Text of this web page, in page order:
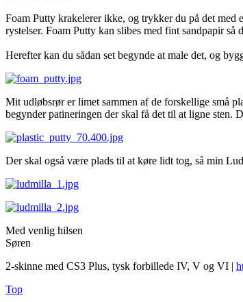
Foam Putty krakelerer ikke, og trykker du på det
rystelser. Foam Putty kan slibes med fint sandpapir så
Herefter kan du sådan set begynde at male det, og
Mit udløbsrør er limet sammen af de forskellige små
begynder patineringen der skal få det til at ligne sten.
Der skal også være plads til at køre lidt tog, så min
Med venlig hilsen
Søren
2-skinne med CS3 Plus, tysk forbillede IV, V og VI |
Top